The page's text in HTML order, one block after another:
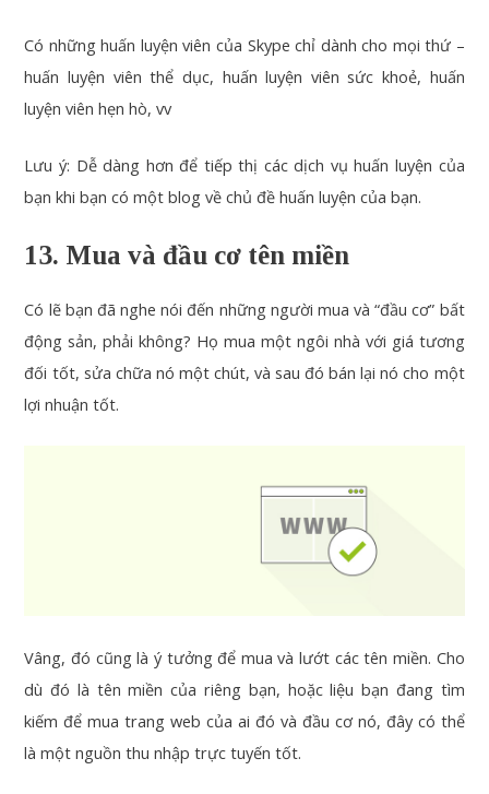
Có những huấn luyện viên của Skype chỉ dành cho mọi thứ –
huấn luyện viên thể dục, huấn luyện viên sức khoẻ, huấn
luyện viên hẹn hò, vv
Lưu ý: Dễ dàng hơn để tiếp thị các dịch vụ huấn luyện của
bạn khi bạn có một blog về chủ đề huấn luyện của bạn.
13. Mua và đầu cơ tên miền
Có lẽ bạn đã nghe nói đến những người mua và “đầu cơ” bất
động sản, phải không? Họ mua một ngôi nhà với giá tương
đối tốt, sửa chữa nó một chút, và sau đó bán lại nó cho một
lợi nhuận tốt.
Vâng, đó cũng là ý tưởng để mua và lướt các tên miền. Cho
dù đó là tên miền của riêng bạn, hoặc liệu bạn đang tìm
kiếm để mua trang web của ai đó và đầu cơ nó, đây có thể
là một nguồn thu nhập trực tuyến tốt.